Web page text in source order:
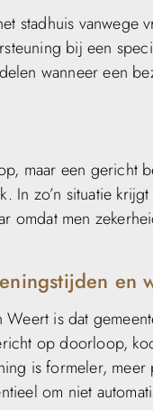
stadhuis vanwege
bij een
wanneer een
maar een gericht
In zo’n situatie
omdat men
en
is dat
op doorloop,
is formeler,
om niet